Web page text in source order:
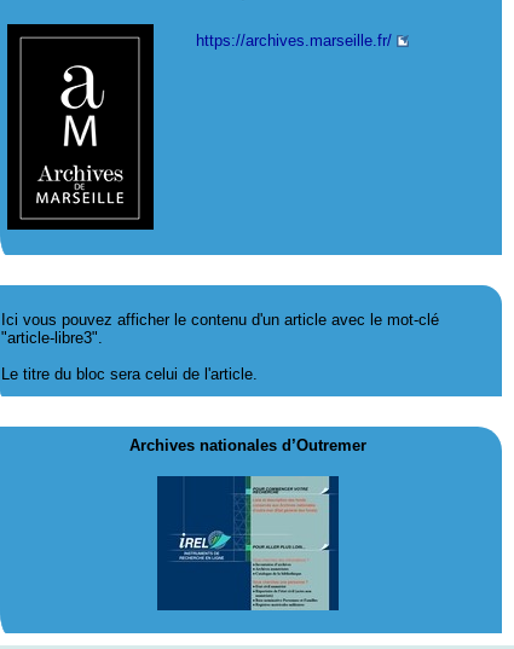
https://archives.marseille.fr/
Ici vous pouvez afficher le contenu d'un article avec le mot-clé
"article-libre3".
Le titre du bloc sera celui de l'article.
Archives nationales d’Outremer